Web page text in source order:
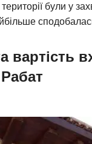
були у
вартість